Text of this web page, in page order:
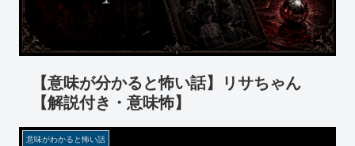
【意味が分かると怖い話】リサちゃん
【解説付き・意味怖】
意味がわかると怖い話